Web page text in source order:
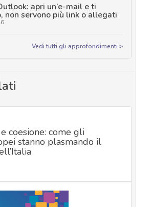
apri un’e-mail e ti
non servono più link o allegati
Vedi tutti gli approfondimenti >
coesione: come gli
stanno plasmando il